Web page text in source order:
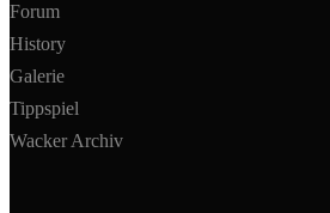
Forum
History
Galerie
Tippspiel
Wacker Archiv